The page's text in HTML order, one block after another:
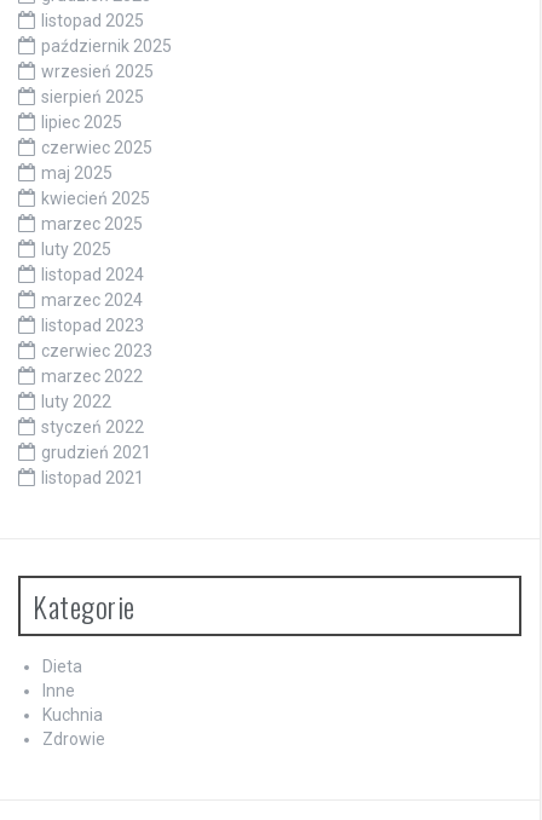
listopad 2025
październik 2025
wrzesień 2025
sierpień 2025
lipiec 2025
czerwiec 2025
maj 2025
kwiecień 2025
marzec 2025
luty 2025
listopad 2024
marzec 2024
listopad 2023
czerwiec 2023
marzec 2022
luty 2022
styczeń 2022
grudzień 2021
listopad 2021
Kategorie
Dieta
Inne
Kuchnia
Zdrowie